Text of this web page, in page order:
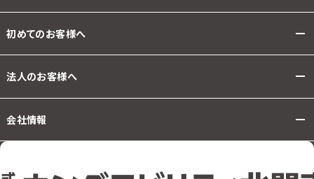
初めてのお客様へ
法人のお客様へ
会社情報